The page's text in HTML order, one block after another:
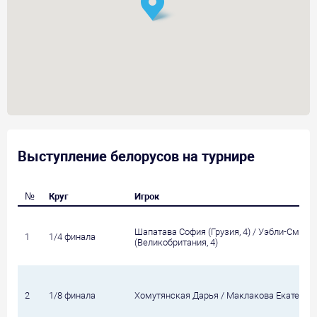
Выступление белорусов на турнире
№ Круг Игрок
1 1/4 финала
Шапатава София (Грузия, 4) / Уэбли-Смит
(Великобритания, 4)
2 1/8 финала Хомутянская Дарья / Маклакова